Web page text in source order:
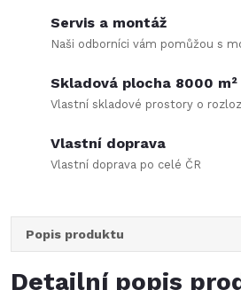
Servis a montáž
Naši odborníci vám pomůžou s
Skladová plocha 8000 m²
Vlastní skladové prostory o
Vlastní doprava
Vlastní doprava po celé ČR
Popis produktu
Detailní popis